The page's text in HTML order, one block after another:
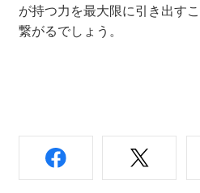
が持つ力を最大限に引き出す
繋がるでしょう。